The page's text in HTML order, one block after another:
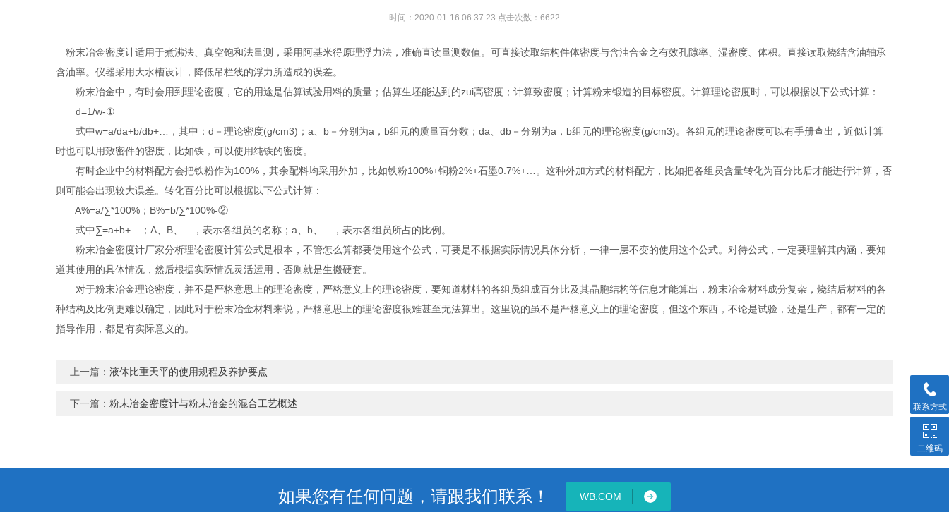
时间：2020-01-16 06:37:23 点击次数：6622
粉末冶金密度计适用于煮沸法、真空饱和法量测，采用阿基米得原理浮力法，准确直读量测数值。可直接读取结构件体密度与含油合金之有效孔隙率、湿密度、体积。直接读取烧结含油轴承
含油率。仪器采用大水槽设计，降低吊栏线的浮力所造成的误差。
粉末冶金中，有时会用到理论密度，它的用途是估算试验用料的质量；估算生坯能达到的zui高密度；计算致密度；计算粉末锻造的目标密度。计算理论密度时，可以根据以下公式计算：
d=1/w-①
式中w=a/da+b/db+…，其中：d－理论密度(g/cm3)；a、b－分别为a，b组元的质量百分数；da、db－分别为a，b组元的理论密度(g/cm3)。各组元的理论密度可以有手册查出，近似计算
时也可以用致密件的密度，比如铁，可以使用纯铁的密度。
有时企业中的材料配方会把铁粉作为100%，其余配料均采用外加，比如铁粉100%+铜粉2%+石墨0.7%+…。这种外加方式的材料配方，比如把各组员含量转化为百分比后才能进行计算，否
则可能会出现较大误差。转化百分比可以根据以下公式计算：
A%=a/∑*100%；B%=b/∑*100%-②
式中∑=a+b+…；A、B、…，表示各组员的名称；a、b、…，表示各组员所占的比例。
粉末冶金密度计厂家分析理论密度计算公式是根本，不管怎么算都要使用这个公式，可要是不根据实际情况具体分析，一律一层不变的使用这个公式。对待公式，一定要理解其内涵，要知
道其使用的具体情况，然后根据实际情况灵活运用，否则就是生搬硬套。
对于粉末冶金理论密度，并不是严格意思上的理论密度，严格意义上的理论密度，要知道材料的各组员组成百分比及其晶胞结构等信息才能算出，粉末冶金材料成分复杂，烧结后材料的各
种结构及比例更难以确定，因此对于粉末冶金材料来说，严格意思上的理论密度很难甚至无法算出。这里说的虽不是严格意义上的理论密度，但这个东西，不论是试验，还是生产，都有一定的
指导作用，都是有实际意义的。
上一篇：液体比重天平的使用规程及养护要点
下一篇：粉末冶金密度计与粉末冶金的混合工艺概述
如果您有任何问题，请跟我们联系！ WB.COM
联系方式
二维码